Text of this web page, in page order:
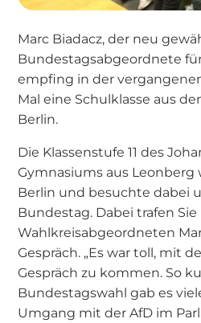
Marc Biadacz, der neu
Bundestagsabgeordnete
empfing in der
Mal eine Schulklasse aus
Berlin.
Die Klassenstufe 11 des
Gymnasiums aus
Berlin und besuchte dabei
Bundestag. Dabei trafen Sie
Wahlkreisabgeordneten
Gespräch. „Es war toll, mit
Gespräch zu kommen. So
Bundestagswahl gab es
Umgang mit der AfD im